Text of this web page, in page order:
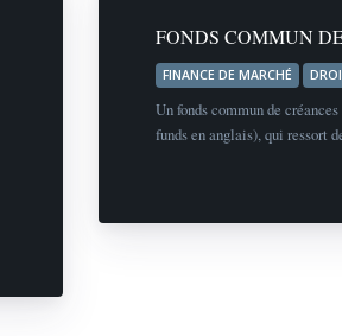
FONDS COMMUN
FINANCE DE MARCHÉ
Un fonds commun de
funds en anglais), qui ressort